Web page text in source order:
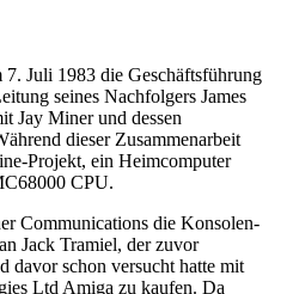
Juli 1983 die Geschäftsführung
seines Nachfolgers James
Jay Miner und dessen
dieser Zusammenarbeit
Projekt, ein Heimcomputer
CPU.
Communications die Konsolen-
Jack Tramiel, der zuvor
davor schon versucht hatte mit
Ltd Amiga zu kaufen. Da